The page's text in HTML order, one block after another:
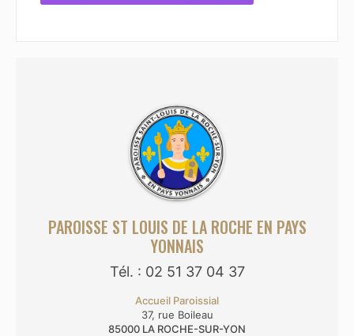
PAROISSE ST LOUIS DE LA ROCHE EN PAYS
YONNAIS
Tél. : 02 51 37 04 37
Accueil Paroissial
37, rue Boileau
85000 LA ROCHE-SUR-YON